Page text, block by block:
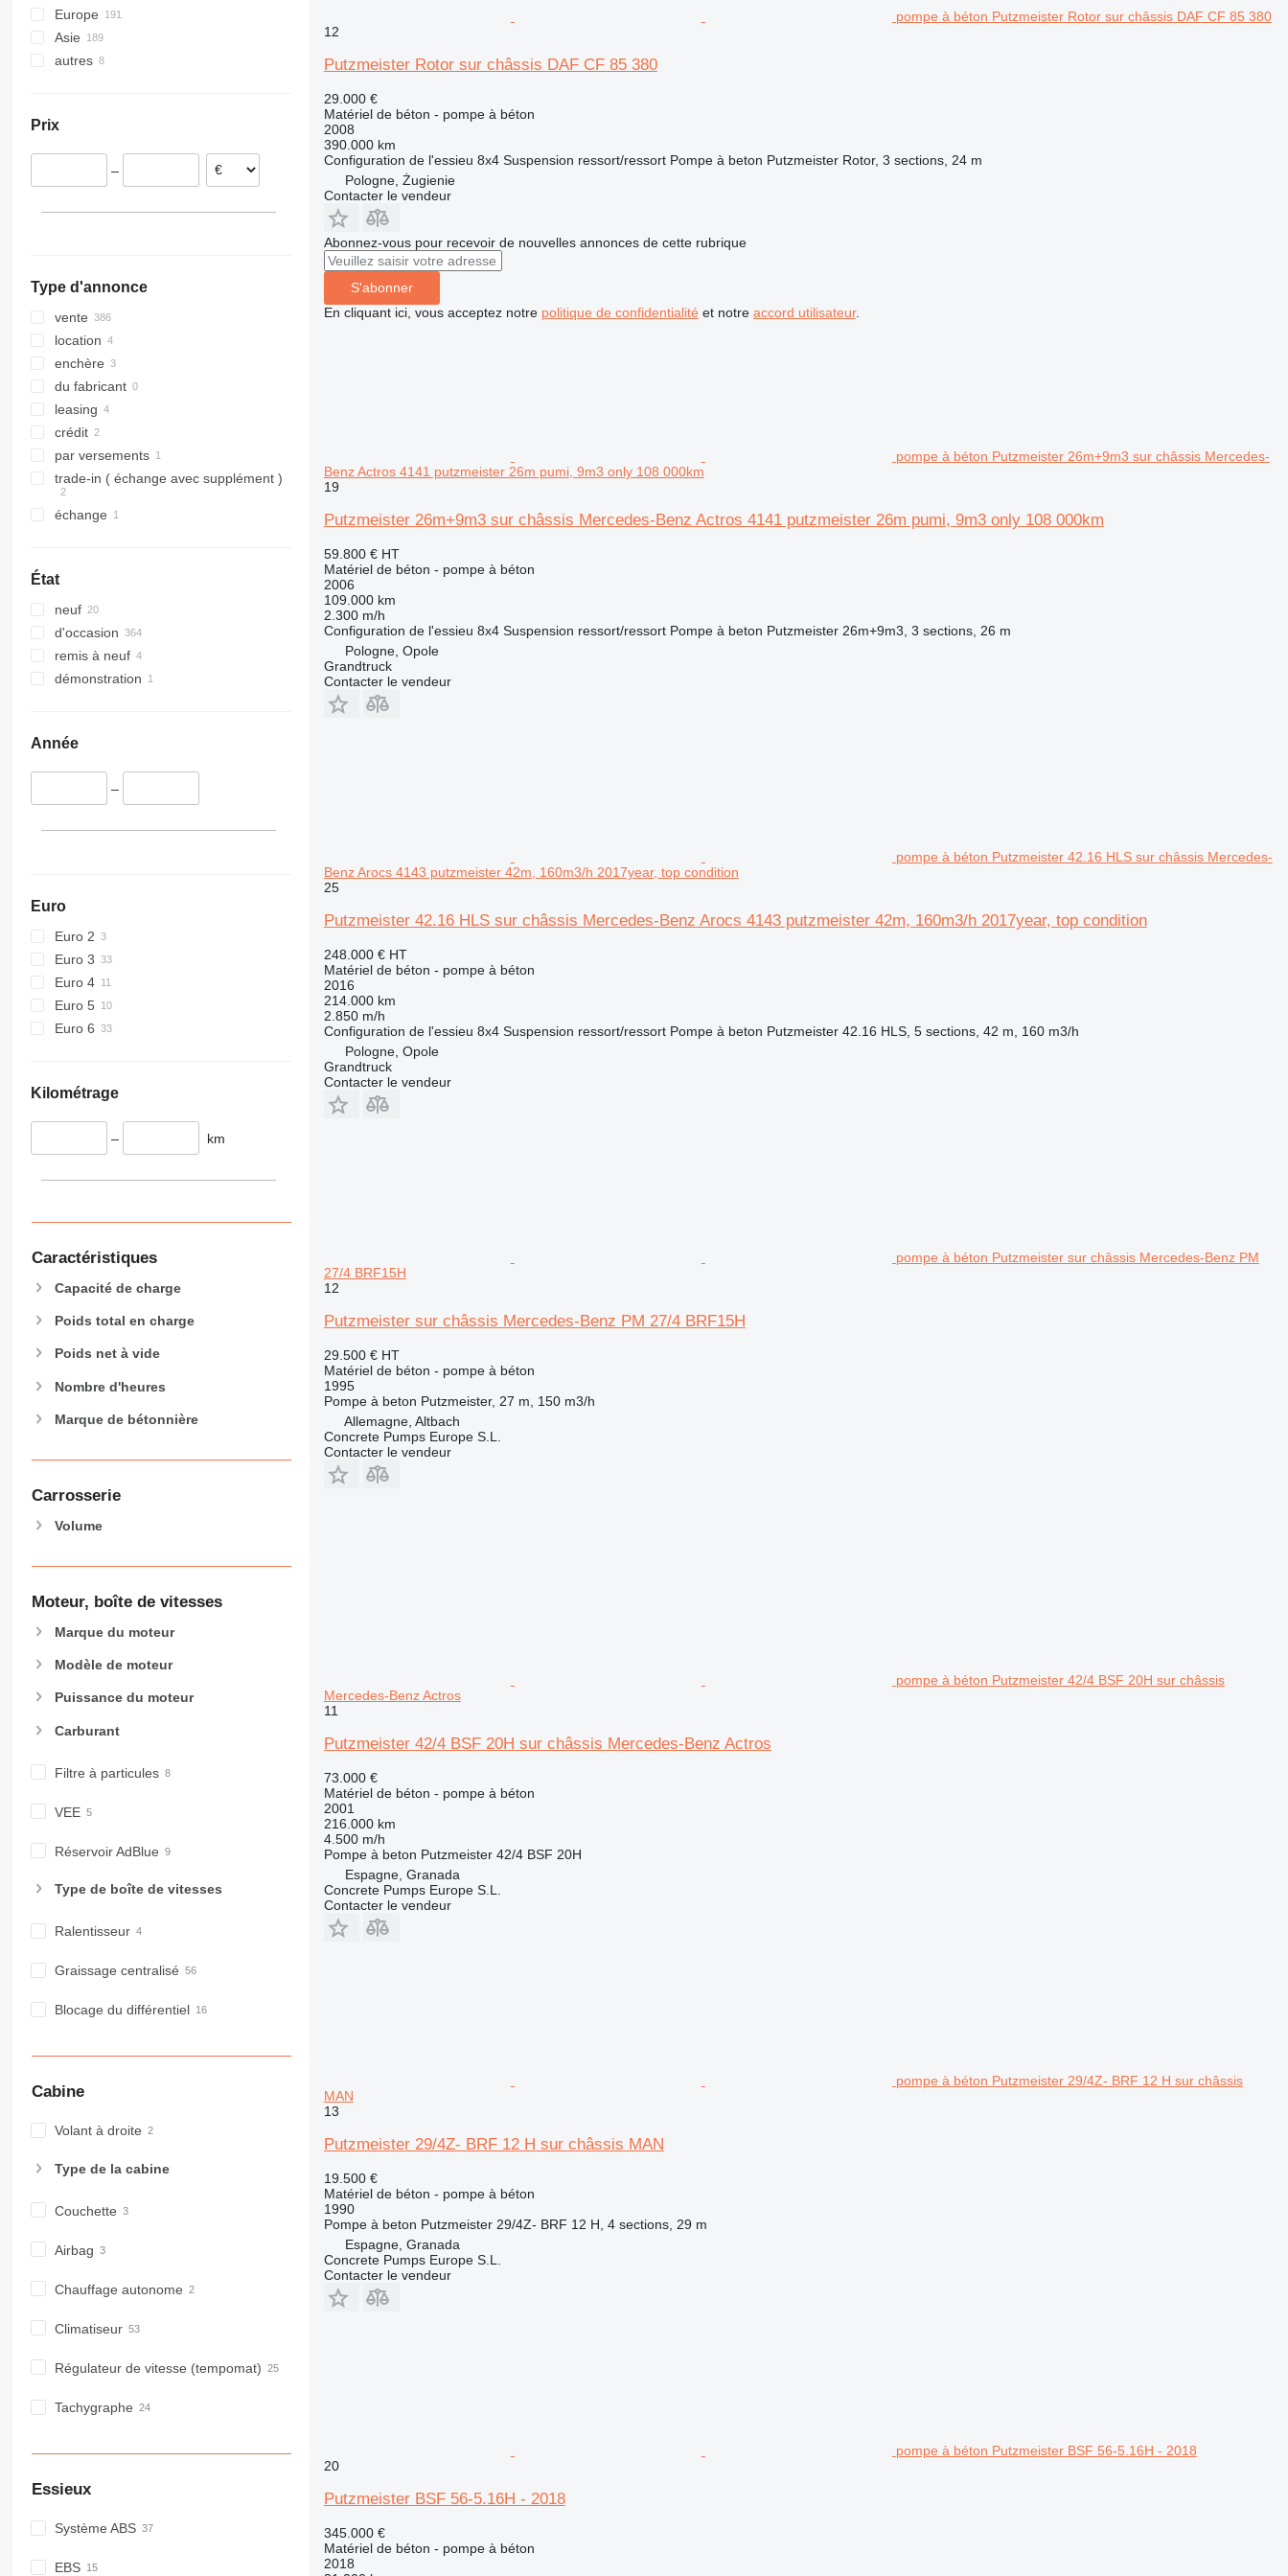
Europe
Pologne
Allemagne
Pays-Bas
Royaume-Uni
Asie
Chine
autres
Prix
–
Type d'annonce
vente
location
enchère
du fabricant
leasing
crédit
par versements
trade-in ( échange avec supplément )
échange
État
neuf
d'occasion
remis à neuf
démonstration
Année
–
Euro
Euro 2
Euro 3
Euro 4
Euro 5
Euro 6
Kilométrage
– km
Caractéristiques
Capacité de charge
Poids total en charge
Poids net à vide
Nombre d'heures
Marque de bétonnière
Carrosserie
Volume
Moteur, boîte de vitesses
Marque du moteur
Modèle de moteur
Puissance du moteur
Carburant
Filtre à particules
VEE
Réservoir AdBlue
Type de boîte de vitesses
Ralentisseur
Graissage centralisé
Blocage du différentiel
Cabine
Volant à droite
Type de la cabine
Couchette
Airbag
Chauffage autonome
Climatiseur
Régulateur de vitesse (tempomat)
Tachygraphe
Essieux
Système ABS
EBS
pompe à béton Putzmeister Rotor sur châssis DAF CF 85 380
12
Putzmeister Rotor sur châssis DAF CF 85 380
29.000 €
Matériel de béton - pompe à béton
2008
390.000 km
Configuration de l'essieu 8x4 Suspension ressort/ressort Pompe à beton Putzmeister Rotor, 3 sections, 24 m
Pologne, Żugienie
Contacter le vendeur
Abonnez-vous pour recevoir de nouvelles annonces de cette rubrique
S'abonner
En cliquant ici, vous acceptez notre politique de confidentialité et notre accord utilisateur.
pompe à béton Putzmeister 26m+9m3 sur châssis Mercedes-
Benz Actros 4141 putzmeister 26m pumi, 9m3 only 108 000km
19
Putzmeister 26m+9m3 sur châssis Mercedes-Benz Actros 4141 putzmeister 26m pumi, 9m3 only 108 000km
59.800 € HT
Matériel de béton - pompe à béton
2006
109.000 km
2.300 m/h
Configuration de l'essieu 8x4 Suspension ressort/ressort Pompe à beton Putzmeister 26m+9m3, 3 sections, 26 m
Pologne, Opole
Grandtruck
Contacter le vendeur
pompe à béton Putzmeister 42.16 HLS sur châssis Mercedes-
Benz Arocs 4143 putzmeister 42m, 160m3/h 2017year, top condition
25
Putzmeister 42.16 HLS sur châssis Mercedes-Benz Arocs 4143 putzmeister 42m, 160m3/h 2017year, top condition
248.000 € HT
Matériel de béton - pompe à béton
2016
214.000 km
2.850 m/h
Configuration de l'essieu 8x4 Suspension ressort/ressort Pompe à beton Putzmeister 42.16 HLS, 5 sections, 42 m, 160 m3/h
Pologne, Opole
Grandtruck
Contacter le vendeur
pompe à béton Putzmeister sur châssis Mercedes-Benz PM
27/4 BRF15H
12
Putzmeister sur châssis Mercedes-Benz PM 27/4 BRF15H
29.500 € HT
Matériel de béton - pompe à béton
1995
Pompe à beton Putzmeister, 27 m, 150 m3/h
Allemagne, Altbach
Concrete Pumps Europe S.L.
Contacter le vendeur
pompe à béton Putzmeister 42/4 BSF 20H sur châssis
Mercedes-Benz Actros
11
Putzmeister 42/4 BSF 20H sur châssis Mercedes-Benz Actros
73.000 €
Matériel de béton - pompe à béton
2001
216.000 km
4.500 m/h
Pompe à beton Putzmeister 42/4 BSF 20H
Espagne, Granada
Concrete Pumps Europe S.L.
Contacter le vendeur
pompe à béton Putzmeister 29/4Z- BRF 12 H sur châssis
MAN
13
Putzmeister 29/4Z- BRF 12 H sur châssis MAN
19.500 €
Matériel de béton - pompe à béton
1990
Pompe à beton Putzmeister 29/4Z- BRF 12 H, 4 sections, 29 m
Espagne, Granada
Concrete Pumps Europe S.L.
Contacter le vendeur
pompe à béton Putzmeister BSF 56-5.16H - 2018
20
Putzmeister BSF 56-5.16H - 2018
345.000 €
Matériel de béton - pompe à béton
2018